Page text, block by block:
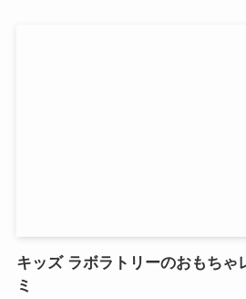
キッズ ラボラトリーのおもちゃ
ミ